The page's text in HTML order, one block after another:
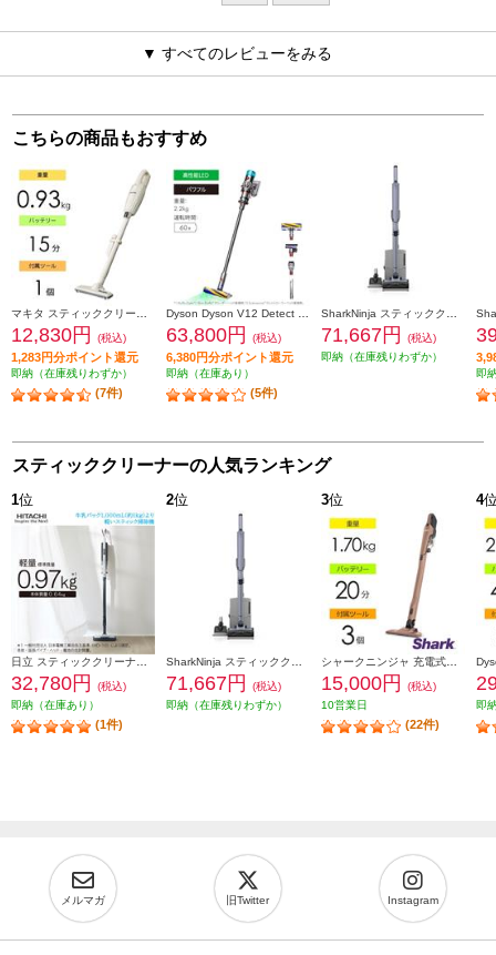
▼ すべてのレビューをみる
こちらの商品もおすすめ
12,830円 (税込)
1,283円分ポイント還元
即納（在庫残りわずか）
(7件)
63,800円 (税込)
6,380円分ポイント還元
即納（在庫あり）
(5件)
71,667円
(税込)
即納（在庫残りわずか）
即
スティッククリーナーの人気ランキング
1位
32,780円
(税込)
即納（在庫あり）
(1件)
2位
71,667円
(税込)
即納（在庫残りわずか）
3位
15,000円
(税込)
10営業日
(22件)
4
即
メルマガ 旧Twitter Instagram